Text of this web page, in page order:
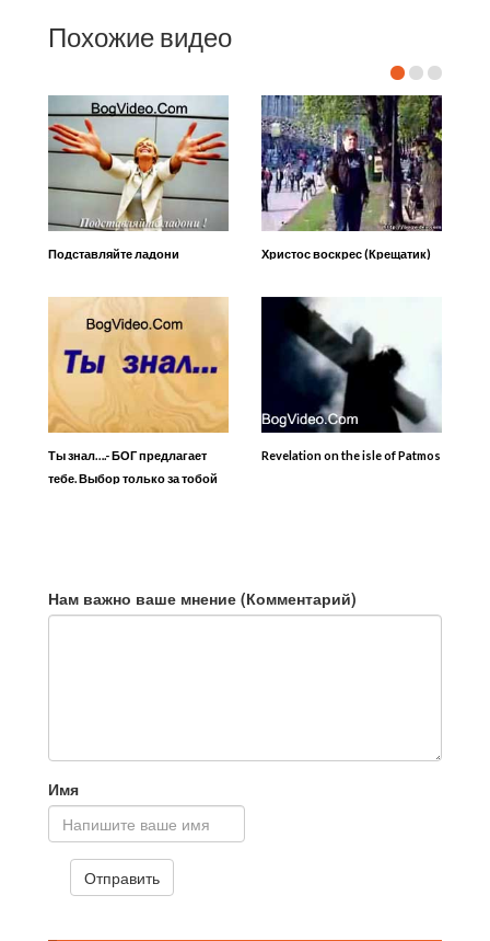
Похожие видео
Подставляйте ладони Христос воскрес (Крещатик)
Ты знал….- БОГ предлагает
тебе. Выбор только за тобой
Revelation on the isle of Patmos
Нам важно ваше мнение (Комментарий)
Имя